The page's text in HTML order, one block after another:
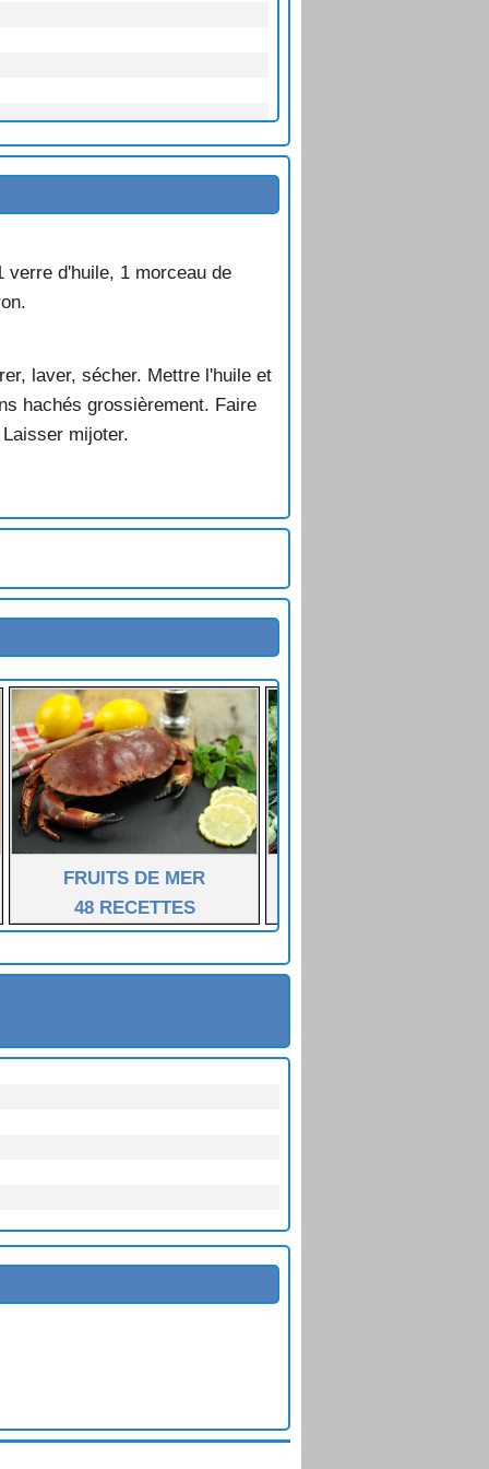
verre d'huile, 1 morceau de
laver, sécher. Mettre l'huile et
hachés grossièrement. Faire
mijoter.
FRUITS DE MER
48 RECETTES